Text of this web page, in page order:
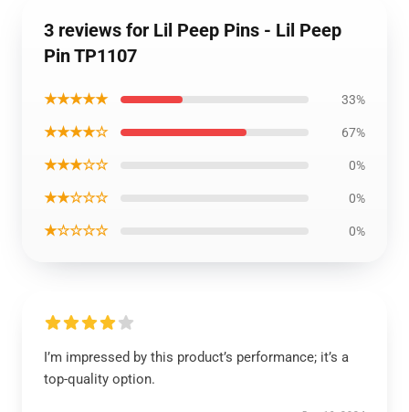
3 reviews for Lil Peep Pins - Lil Peep
Pin TP1107
★★★★★ 33%
★★★★☆ 67%
★★★☆☆ 0%
★★☆☆☆ 0%
★☆☆☆☆ 0%
I’m impressed by this product’s performance; it’s a
top-quality option.